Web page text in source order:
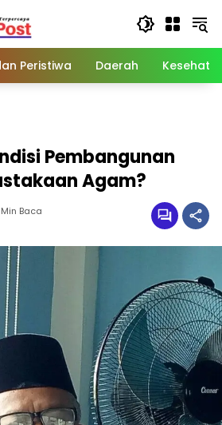
Peristiwa Daerah
Pembangunan
Agam?
Baca